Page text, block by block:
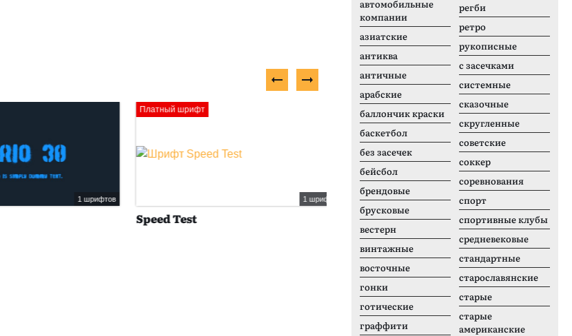
1 шрифтов
Платный шрифт
1 шрифтов
Speed Test
Платный шрифт
SoDo Sans Condensed
автомобильные
компании
азиатские
антиква
античные
арабские
баллончик краски
баскетбол
без засечек
бейсбол
брендовые
брусковые
вестерн
винтажные
восточные
гонки
готические
граффити
регби
ретро
рукописные
с засечками
системные
сказочные
скругленные
советские
соккер
соревнования
спорт
спортивные клубы
средневековые
стандартные
старославянские
старые
старые
американские